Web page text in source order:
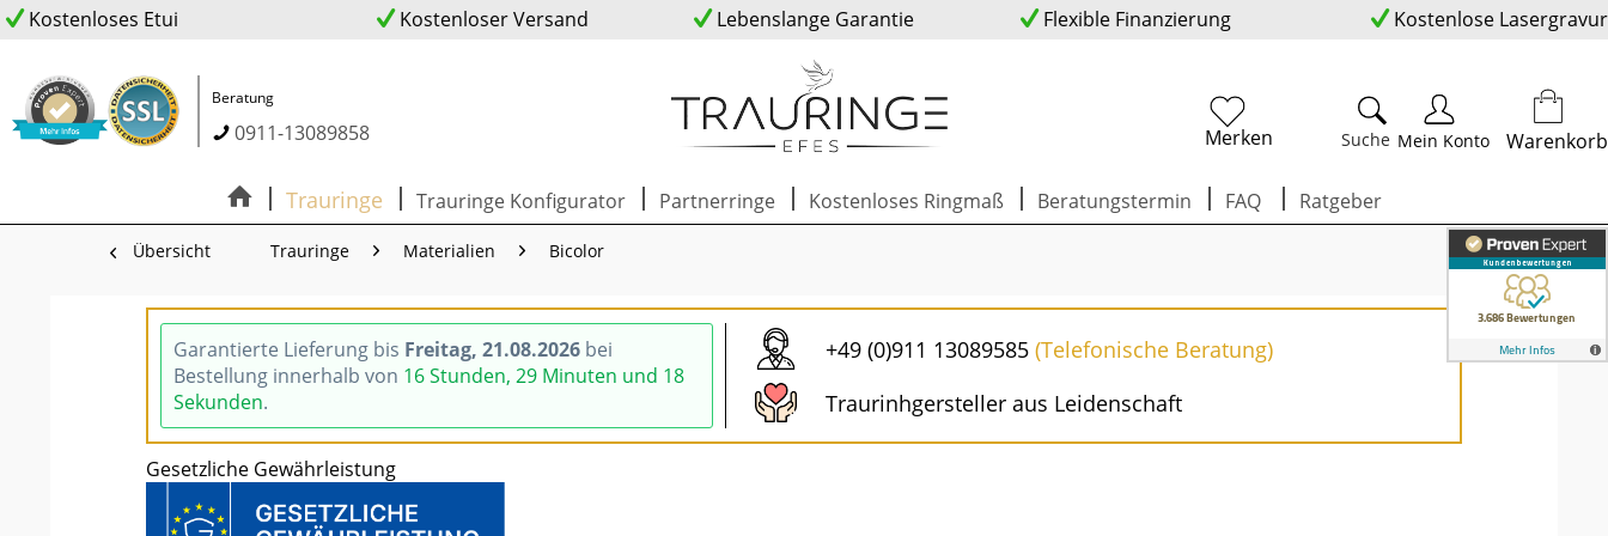
Kostenloses Etui Kostenloser Versand Lebenslange Garantie Flexible Finanzierung Kostenlose Lasergravur
Beratung
0911-13089858 Suche
Merken Mein Konto Warenkorb
Trauringe Trauringe Konfigurator Partnerringe Kostenloses Ringmaß Beratungstermin FAQ Ratgeber
Übersicht Trauringe Materialien Bicolor
Garantierte Lieferung bis Freitag, 21.08.2026 bei
Bestellung innerhalb von 16 Stunden, 29 Minuten und 17
Sekunden.
+49 (0)911 13089585(Telefonische Beratung)
Traurinhgersteller aus Leidenschaft
Gesetzliche Gewährleistung